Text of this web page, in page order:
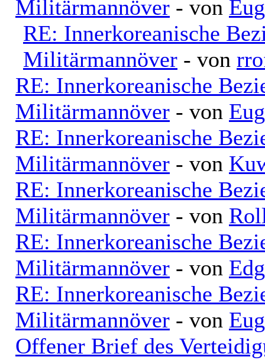
Militärmannöver - von
RE: Innerkoreanische
Militärmannöver - von
RE: Innerkoreanische
Militärmannöver - von
RE: Innerkoreanische
Militärmannöver - von
RE: Innerkoreanische
Militärmannöver - von
RE: Innerkoreanische
Militärmannöver - von
RE: Innerkoreanische
Militärmannöver - von
Offener Brief des